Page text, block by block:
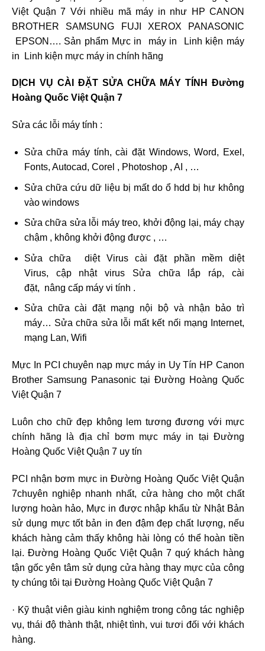
Việt Quận 7 Với nhiều mã máy in như HP CANON
BROTHER SAMSUNG FUJI XEROX PANASONIC
EPSON…. Sản phẩm Mực in máy in Linh kiện máy
in Linh kiện mực máy in chính hãng
DỊCH VỤ CÀI ĐẶT SỬA CHỮA MÁY TÍNH Đường
Hoàng Quốc Việt Quận 7
Sửa các lỗi máy tính :
Sửa chữa máy tính, cài đặt Windows, Word, Exel,
Fonts, Autocad, Corel , Photoshop , AI , …
Sửa chữa cứu dữ liệu bị mất do ổ hdd bị hư không
vào windows
Sửa chữa sửa lỗi máy treo, khởi động lại, máy chạy
chậm , không khởi động được , …
Sửa chữa diệt Virus cài đặt phần mềm diệt
Virus, cập nhật virus Sửa chữa lắp ráp, cài
đặt, nâng cấp máy vi tính .
Sửa chữa cài đặt mạng nội bộ và nhận bảo trì
máy… Sửa chữa sửa lỗi mất kết nối mạng Internet,
mạng Lan, Wifi
Mực In PCI chuyên nạp mực máy in Uy Tín HP Canon
Brother Samsung Panasonic tại Đường Hoàng Quốc
Việt Quận 7
Luôn cho chữ đẹp không lem tương đương với mực
chính hãng là địa chỉ bơm mực máy in tại Đường
Hoàng Quốc Việt Quận 7 uy tín
PCI nhận bơm mực in Đường Hoàng Quốc Việt Quận
7chuyên nghiệp nhanh nhất, cửa hàng cho một chất
lượng hoàn hảo, Mực in được nhập khẩu từ Nhật Bản
sử dụng mực tốt bản in đen đậm đẹp chất lượng, nếu
khách hàng cảm thấy không hài lòng có thể hoàn tiền
lại. Đường Hoàng Quốc Việt Quận 7 quý khách hàng
tận gốc yên tâm sử dụng cửa hàng thay mực của công
ty chúng tôi tại Đường Hoàng Quốc Việt Quận 7
· Kỹ thuật viên giàu kinh nghiệm trong công tác nghiệp
vụ, thái độ thành thật, nhiệt tình, vui tươi đối với khách
hàng.